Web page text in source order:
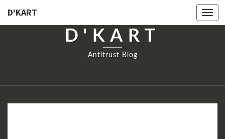
D'KART
D'KART
Antitrust Blog